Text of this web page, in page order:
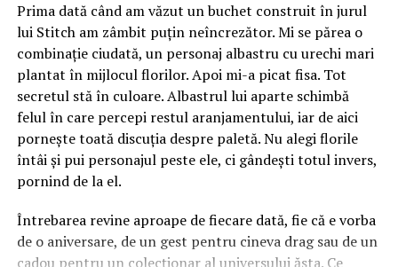
Prima dată când am văzut un buchet construit în jurul
lui Stitch am zâmbit puțin neîncrezător. Mi se părea o
combinație ciudată, un personaj albastru cu urechi mari
plantat în mijlocul florilor. Apoi mi-a picat fisa. Tot
secretul stă în culoare. Albastrul lui aparte schimbă
felul în care percepi restul aranjamentului, iar de aici
pornește toată discuția despre paletă. Nu alegi florile
întâi și pui personajul peste ele, ci gândești totul invers,
pornind de la el.
Întrebarea revine aproape de fiecare dată, fie că e vorba
de o aniversare, de un gest pentru cineva drag sau de un
cadou pentru un colecționar al universului ăsta. Ce